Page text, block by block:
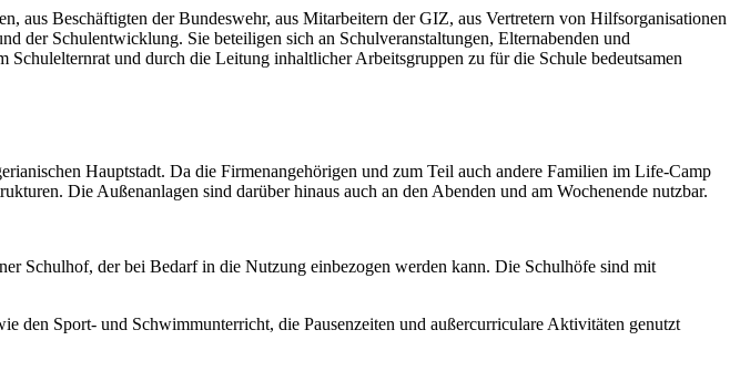
aus Beschäftigten der Bundeswehr, aus Mitarbeitern der GIZ, aus Vertretern von Hilfsorganisationen
der Schulentwicklung. Sie beteiligen sich an Schulveranstaltungen, Elternabenden und
und durch die Leitung inhaltlicher Arbeitsgruppen zu für die Schule bedeutsamen
Hauptstadt. Da die Firmenangehörigen und zum Teil auch andere Familien im Life-Camp
Die Außenanlagen sind darüber hinaus auch an den Abenden und am Wochenende nutzbar.
Schulhof, der bei Bedarf in die Nutzung einbezogen werden kann. Die Schulhöfe sind mit
Sport- und Schwimmunterricht, die Pausenzeiten und außercurriculare Aktivitäten genutzt